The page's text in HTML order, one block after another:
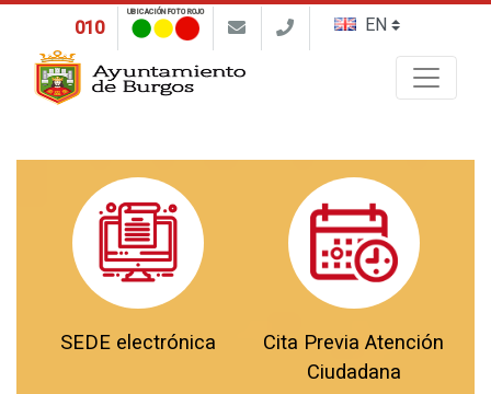
010
UBICACIÓN FOTO ROJO
SEDE electrónica
Cita Previa Atención
Ciudadana